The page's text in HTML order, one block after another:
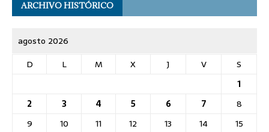
ARCHIVO HISTÓRICO
agosto 2026
D
L M X J V
S
1
2
3 4 5 6 7
8
9
10 11 12 13 14
15